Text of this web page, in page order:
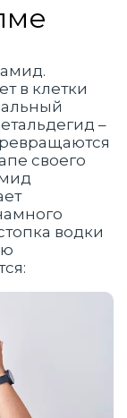
в клетки
–
своего
водки